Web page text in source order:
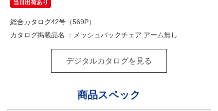
当日出荷あり
総合カタログ42号（569P）
カタログ掲載品名 ：メッシュバックチェア アーム無し
デジタルカタログを見る
商品スペック